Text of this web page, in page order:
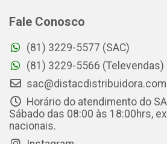
Fale Conosco
(81) 3229-5577 (SAC)
(81) 3229-5566 (Televendas)
Horário do atendimento do
Sábado das 08:00 às 18:00hrs,
nacionais.